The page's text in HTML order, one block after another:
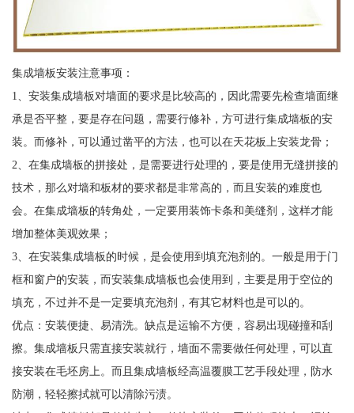
集成墙板安装注意事项：
1、安装集成墙板对墙面的要求是比较高的，因此需要先检查墙面继
承是否平整，要是存在问题，需要行修补，方可进行集成墙板的安
装。而修补，可以通过凿平的方法，也可以在天花板上安装龙骨；
2、在集成墙板的拼接处，是需要进行处理的，要是使用无缝拼接的
技术，那么对墙和板材的要求都是非常高的，而且安装的难度也
会。在集成墙板的转角处，一定要用装饰卡条和美缝剂，这样才能
增加整体美观效果；
3、在安装集成墙板的时候，是会使用到填充泡剂的。一般是用于门
框和窗户的安装，而安装集成墙板也会使用到，主要是用于空位的
填充，不过并不是一定要填充泡剂，有其它材料也是可以的。
优点：安装便捷、易清洗。缺点是运输不方便，容易出现碰撞和刮
擦。集成墙板只需直接安装就行，墙面不需要做任何处理，可以直
接安装在毛坯房上。而且集成墙板经高温覆膜工艺手段处理，防水
防潮，轻轻擦拭就可以清除污渍。